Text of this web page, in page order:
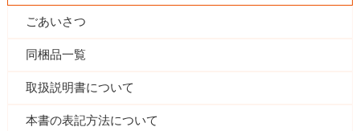
ごあいさつ
同梱品一覧
取扱説明書について
本書の表記方法について